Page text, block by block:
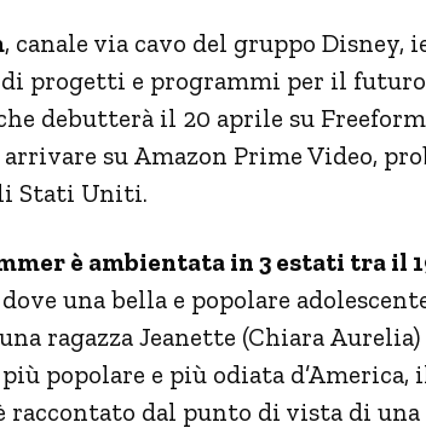
, canale via cavo del gruppo Disney,
progetti e programmi per il futuro.
debutterà il 20 aprile su
su Amazon Prime Video,
Stati Uniti.
è ambientata in 3 estati tra il
dove una bella e popolare
ragazza Jeanette (Chiara
più popolare e più odiata
raccontato dal punto di vista di